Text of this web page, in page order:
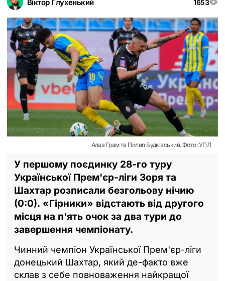
Віктор Глухенький 1653
Алаа Грам та Пилип Будківський. Фото: УПЛ
У першому поєдинку 28-го туру
Української Прем'єр-ліги Зоря та
Шахтар розписали безгольову нічию
(0:0). «Гірники» відстають від другого
місця на п'ять очок за два тури до
завершення чемпіонату.
Чинний чемпіон Української Прем'єр-ліги
донецький Шахтар, який де-факто вже
склав з себе повноваження найкращої